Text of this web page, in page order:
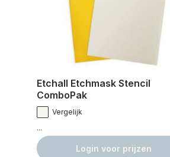
Etchall Etchmask Stencil
ComboPak
Vergelijk
...
Login voor prijzen